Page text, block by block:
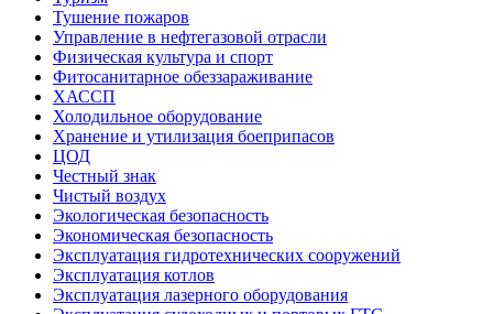
Тушение пожаров
Управление в нефтегазовой отрасли
Физическая культура и спорт
Фитосанитарное обеззараживание
ХАССП
Холодильное оборудование
Хранение и утилизация боеприпасов
ЦОД
Честный знак
Чистый воздух
Экологическая безопасность
Экономическая безопасность
Эксплуатация гидротехнических сооружений
Эксплуатация котлов
Эксплуатация лазерного оборудования